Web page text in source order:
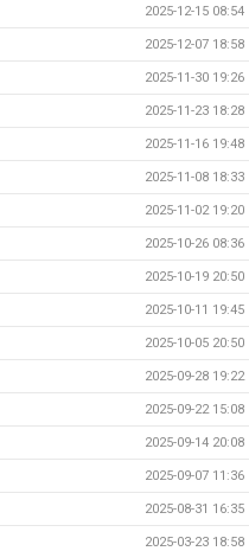
2025-12-15 08:54
2025-12-07 18:58
2025-11-30 19:26
2025-11-23 18:28
2025-11-16 19:48
2025-11-08 18:33
2025-11-02 19:20
2025-10-26 08:36
2025-10-19 20:50
2025-10-11 19:45
2025-10-05 20:50
2025-09-28 19:22
2025-09-22 15:08
2025-09-14 20:08
2025-09-07 11:36
2025-08-31 16:35
2025-03-23 18:58